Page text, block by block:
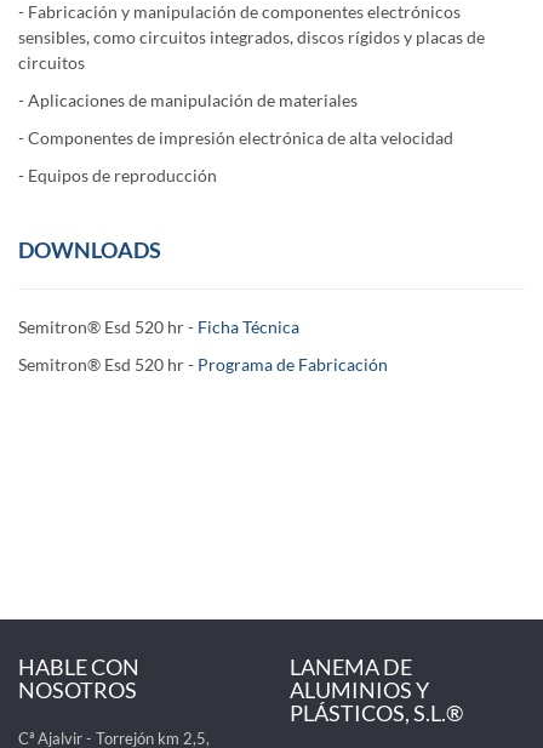
- Fabricación y manipulación de componentes electrónicos
sensibles, como circuitos integrados, discos rígidos y placas de
circuitos
- Aplicaciones de manipulación de materiales
- Componentes de impresión electrónica de alta velocidad
- Equipos de reproducción
DOWNLOADS
Semitron® Esd 520 hr - Ficha Técnica
Semitron® Esd 520 hr - Programa de Fabricación
HABLE CON
NOSOTROS
Cª Ajalvir - Torrejón km 2,5,
LANEMA DE
ALUMINIOS Y
PLÁSTICOS, S.L.®